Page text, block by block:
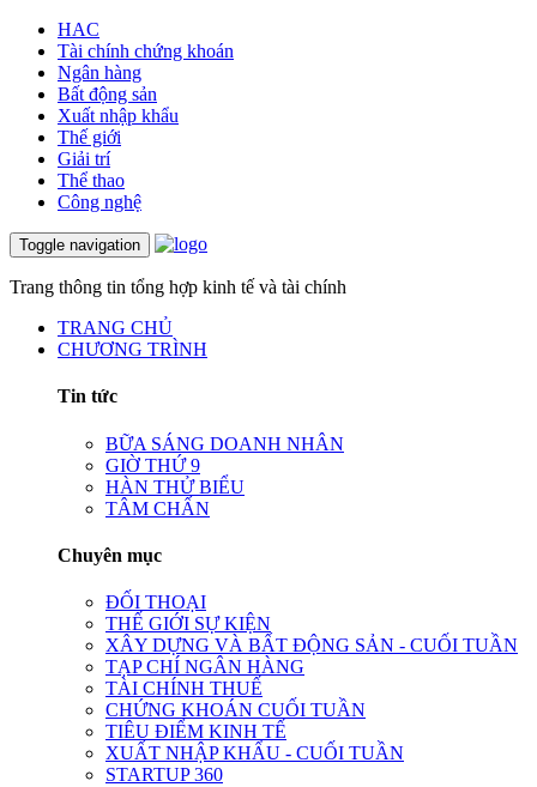
HAC
Tài chính chứng khoán
Ngân hàng
Bất động sản
Xuất nhập khẩu
Thế giới
Giải trí
Thể thao
Công nghệ
Toggle navigation
Trang thông tin tổng hợp kinh tế và tài chính
TRANG CHỦ
CHƯƠNG TRÌNH
Tin tức
BỮA SÁNG DOANH NHÂN
GIỜ THỨ 9
HÀN THỬ BIỂU
TÂM CHẤN
Chuyên mục
ĐỐI THOẠI
THẾ GIỚI SỰ KIỆN
XÂY DỰNG VÀ BẤT ĐỘNG SẢN - CUỐI TUẦN
TẠP CHÍ NGÂN HÀNG
TÀI CHÍNH THUẾ
CHỨNG KHOÁN CUỐI TUẦN
TIÊU ĐIỂM KINH TẾ
XUẤT NHẬP KHẨU - CUỐI TUẦN
STARTUP 360